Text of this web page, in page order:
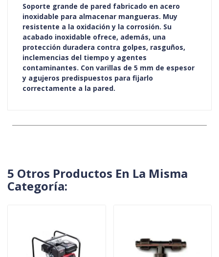
Soporte grande de pared fabricado en acero
inoxidable para almacenar mangueras. Muy
resistente a la oxidación y la corrosión. Su
acabado inoxidable ofrece, además, una
protección duradera contra golpes, rasguños,
inclemencias del tiempo y agentes
contaminantes. Con varillas de 5 mm de espesor
y agujeros predispuestos para fijarlo
correctamente a la pared.
5 Otros Productos En La Misma
Categoría: